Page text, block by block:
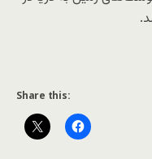
Share this: